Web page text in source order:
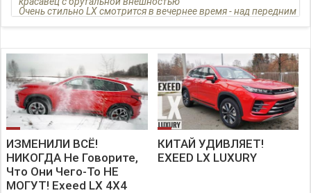
Очень стильно LX смотрится в вечернее время - над передним
полосы, соединяющие оптику.
отдачей 147сил в сочетании с вариатором. Полного привода,
Интерьер нового Exeed LX выглядит очень технологично и
современно. Фурнитура отделки стильная, объединенные
панелью экраны приборов и мультимедиа смотрятся модно.
Более подробно об особенностях Exeed LX смотрите в нашем
видеообзоре
В путешествии, в городском ритме, на лёгком бездорожье за
городом, Exeed LX смотрится безупречно и справляется с
возникающими небольшими трудностями. Мы ехали и по
лесной неровной дороге, и выезжали на шоссе- наш
автомобиль справился везде.
Exeed LX комфортен на дальние расстояния, удобные сидения,
вместительный багажник. Современные технологии делают
поездку в этом автомобиле привлекательной и интересной. О
ИЗМЕНИЛИ ВСЁ!
НИКОГДА Не Говорите,
Что Они Чего-То НЕ
МОГУТ! Exeed LX 4X4
КИТАЙ УДИВЛЯЕТ!
EXEED LX LUXURY